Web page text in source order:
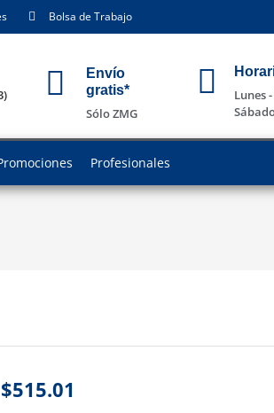
Bolsa de Trabajo
Envío
gratis*
Sólo ZMG
Lunes
Profesionales
$515.01